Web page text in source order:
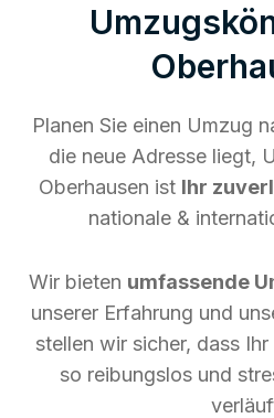
Planen Sie einen Umzug
die neue Adresse liegt,
Oberhausen ist Ihr
nationale &
Wir bieten umfassende
unserer Erfahrung und
stellen wir sicher, dass
so reibungslos und